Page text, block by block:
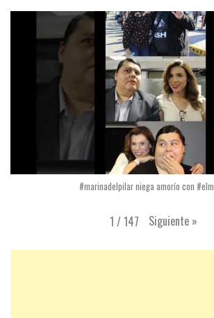
#marinadelpilar niega amorío con
1 /147 Siguiente »